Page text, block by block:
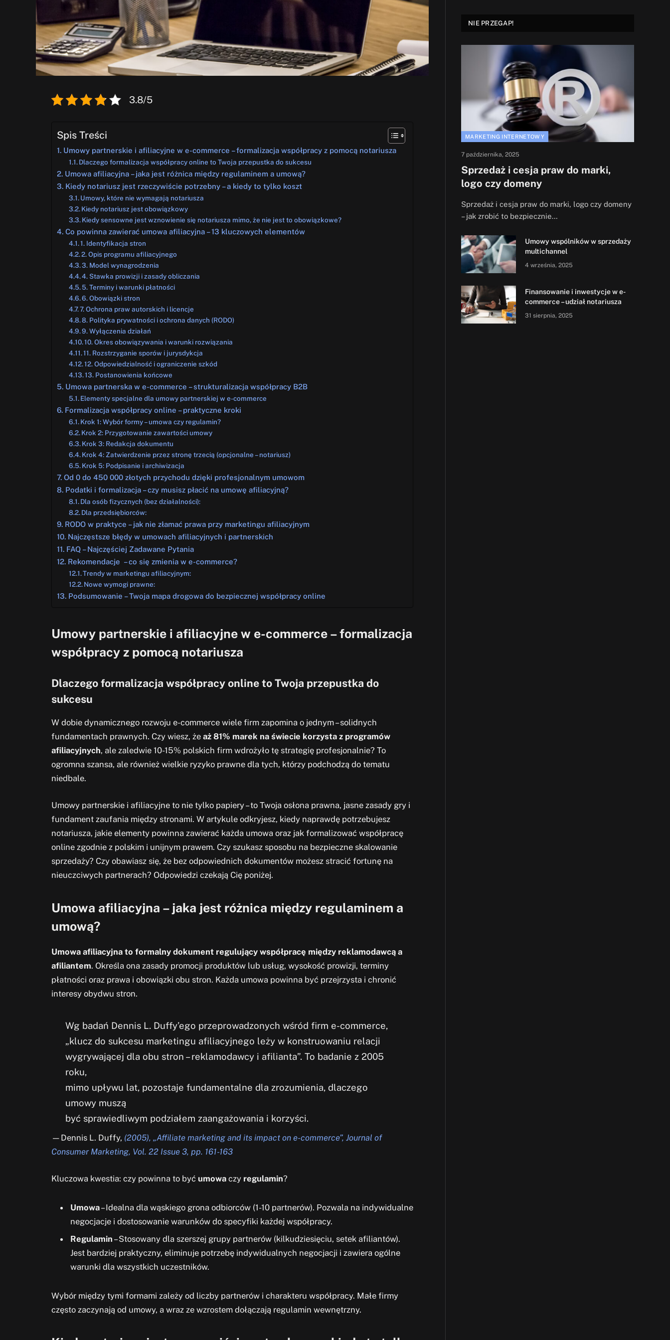
3.8/5
Spis Treści
Umowy partnerskie i afiliacyjne w e-commerce – formalizacja współpracy z pomocą notariusza
Dlaczego formalizacja współpracy online to Twoja przepustka do sukcesu
Umowa afiliacyjna – jaka jest różnica między regulaminem a umową?
Kiedy notariusz jest rzeczywiście potrzebny – a kiedy to tylko koszt
Umowy, które nie wymagają notariusza
Kiedy notariusz jest obowiązkowy
Kiedy sensowne jest wznowienie się notariusza mimo, że nie jest to obowiązkowe?
Co powinna zawierać umowa afiliacyjna – 13 kluczowych elementów
1. Identyfikacja stron
2. Opis programu afiliacyjnego
3. Model wynagrodzenia
4. Stawka prowizji i zasady obliczania
5. Terminy i warunki płatności
6. Obowiązki stron
7. Ochrona praw autorskich i licencje
8. Polityka prywatności i ochrona danych (RODO)
9. Wyłączenia działań
10. Okres obowiązywania i warunki rozwiązania
11. Rozstrzyganie sporów i jurysdykcja
12. Odpowiedzialność i ograniczenie szkód
13. Postanowienia końcowe
Umowa partnerska w e-commerce – strukturalizacja współpracy B2B
Elementy specjalne dla umowy partnerskiej w e-commerce
Formalizacja współpracy online – praktyczne kroki
Krok 1: Wybór formy – umowa czy regulamin?
Krok 2: Przygotowanie zawartości umowy
Krok 3: Redakcja dokumentu
Krok 4: Zatwierdzenie przez stronę trzecią (opcjonalne – notariusz)
Krok 5: Podpisanie i archiwizacja
Od 0 do 450 000 złotych przychodu dzięki profesjonalnym umowom
Podatki i formalizacja – czy musisz płacić na umowę afiliacyjną?
Dla osób fizycznych (bez działalności):
Dla przedsiębiorców:
RODO w praktyce – jak nie złamać prawa przy marketingu afiliacyjnym
Najczęstsze błędy w umowach afiliacyjnych i partnerskich
FAQ – Najczęściej Zadawane Pytania
Rekomendacje – co się zmienia w e-commerce?
Trendy w marketingu afiliacyjnym:
Nowe wymogi prawne:
Podsumowanie – Twoja mapa drogowa do bezpiecznej współpracy online
Umowy partnerskie i afiliacyjne w e-commerce – formalizacja
współpracy z pomocą notariusza
Dlaczego formalizacja współpracy online to Twoja przepustka do
sukcesu
W dobie dynamicznego rozwoju e-commerce wiele firm zapomina o jednym – solidnych
fundamentach prawnych. Czy wiesz, że aż 81% marek na świecie korzysta z programów
afiliacyjnych, ale zaledwie 10-15% polskich firm wdrożyło tę strategię profesjonalnie? To
ogromna szansa, ale również wielkie ryzyko prawne dla tych, którzy podchodzą do tematu
niedbale.
Umowy partnerskie i afiliacyjne to nie tylko papiery – to Twoja osłona prawna, jasne zasady gry i
fundament zaufania między stronami. W artykule odkryjesz, kiedy naprawdę potrzebujesz
notariusza, jakie elementy powinna zawierać każda umowa oraz jak formalizować współpracę
online zgodnie z polskim i unijnym prawem. Czy szukasz sposobu na bezpieczne skalowanie
sprzedaży? Czy obawiasz się, że bez odpowiednich dokumentów możesz stracić fortunę na
nieuczciwych partnerach? Odpowiedzi czekają Cię poniżej.
Umowa afiliacyjna – jaka jest różnica między regulaminem a
umową?
Umowa afiliacyjna to formalny dokument regulujący współpracę między reklamodawcą a
afiliantem. Określa ona zasady promocji produktów lub usług, wysokość prowizji, terminy
płatności oraz prawa i obowiązki obu stron. Każda umowa powinna być przejrzysta i chronić
interesy obydwu stron.
Wg badań Dennis L. Duffy’ego przeprowadzonych wśród firm e-commerce,
„klucz do sukcesu marketingu afiliacyjnego leży w konstruowaniu relacji
wygrywającej dla obu stron – reklamodawcy i afilianta”. To badanie z 2005
roku,
mimo upływu lat, pozostaje fundamentalne dla zrozumienia, dlaczego
umowy muszą
być sprawiedliwym podziałem zaangażowania i korzyści.
—Dennis L. Duffy, (2005), „Affiliate marketing and its impact on e-commerce”, Journal of
Consumer Marketing, Vol. 22 Issue 3, pp. 161-163
Kluczowa kwestia: czy powinna to być umowa czy regulamin?
Umowa– Idealna dla wąskiego grona odbiorców (1-10 partnerów). Pozwala na indywidualne
negocjacje i dostosowanie warunków do specyfiki każdej współpracy.
Regulamin – Stosowany dla szerszej grupy partnerów (kilkudziesięciu, setek afiliantów).
Jest bardziej praktyczny, eliminuje potrzebę indywidualnych negocjacji i zawiera ogólne
warunki dla wszystkich uczestników.
Wybór między tymi formami zależy od liczby partnerów i charakteru współpracy. Małe firmy
często zaczynają od umowy, a wraz ze wzrostem dołączają regulamin wewnętrzny.
NIE PRZEGAP!
MARKETING INTERNETOWY
7 października, 2025
Sprzedaż i cesja praw do marki,
logo czy domeny
Sprzedaż i cesja praw do marki, logo czy domeny
– jak zrobić to bezpiecznie…
Umowy wspólników w sprzedaży
multichannel
4 września, 2025
Finansowanie i inwestycje w e-
commerce – udział notariusza
31 sierpnia, 2025